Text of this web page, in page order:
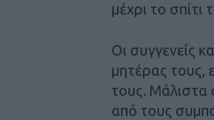
μέχρι το
Οι συγγενείς
μητέρας τους,
τους. Μάλιστα
από τους